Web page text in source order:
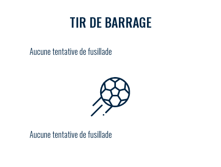
TIR DE BARRAGE
Aucune tentative de fusillade
Aucune tentative de fusillade